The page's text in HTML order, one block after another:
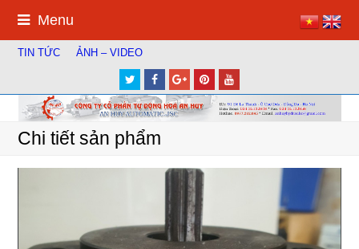
Menu
TIN TỨC ẢNH – VIDEO
TwitterFacebook
Google
Plus
Pinterest
Chi tiết sản phẩm